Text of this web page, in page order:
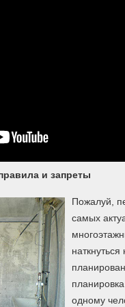
и запреты
Пожалуй,
самых
одному